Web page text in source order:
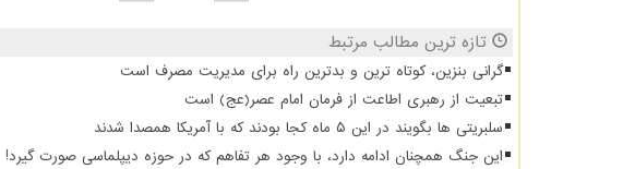
تازه ترین مطالب مرتبط
گرانی بنزین، کوتاه ترین و بدترین راه برای مدیریت مصرف است
تبعیت از رهبری اطاعت از فرمان امام عصر(عج) است
سلبریتی ها بگویند در این ۵ ماه کجا بودند که با آمریکا همصدا شدند
این جنگ همچنان ادامه دارد، با وجود هر تفاهم که در حوزه دیپلماسی صورت گیرد!